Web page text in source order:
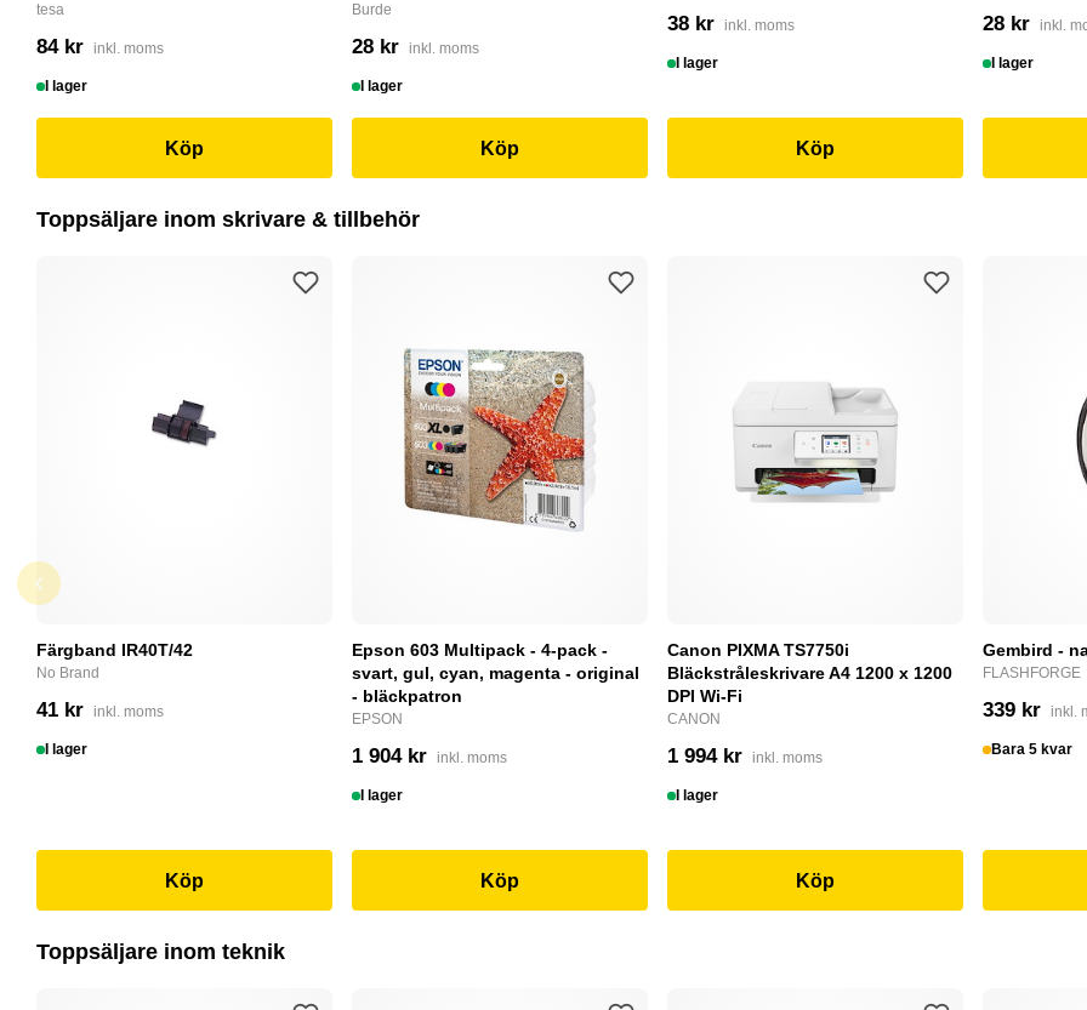
tesa
84 kr inkl. moms
I lager
Köp
Burde
28 kr inkl. moms
I lager
Köp
38 kr inkl. moms
I lager
Köp
28 kr inkl.
I lager
Toppsäljare inom skrivare & tillbehör
Färgband IR40T/42
No Brand
41 kr inkl. moms
I lager
Köp
Epson 603 Multipack - 4-pack -
svart, gul, cyan, magenta - original
- bläckpatron
EPSON
1 904 kr inkl. moms
I lager
Köp
Canon PIXMA TS7750i
Bläckstråleskrivare A4 1200 x 1200
DPI Wi-Fi
CANON
1 994 kr inkl. moms
I lager
Köp
Gembird -
FLASHFORGE
339 kr inkl.
Bara 5 kvar
Toppsäljare inom teknik